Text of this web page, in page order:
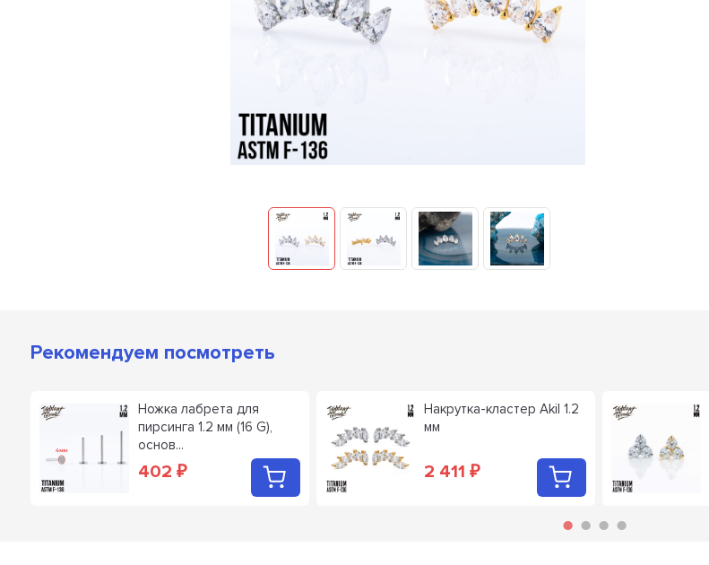
Рекомендуем посмотреть
Ножка лабрета для
пирсинга 1.2 мм (16 G),
основ...
402₽
Накрутка-кластер Akil 1.2
мм
2 411₽